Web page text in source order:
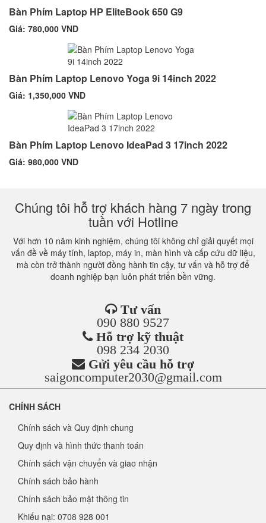
Bàn Phím Laptop HP EliteBook 650 G9
Giá: 780,000 VND
Bàn Phím Laptop Lenovo Yoga 9i 14inch 2022
Giá: 1,350,000 VND
Bàn Phím Laptop Lenovo IdeaPad 3 17inch 2022
Giá: 980,000 VND
Chúng tôi hỗ trợ khách hàng 7 ngày trong
tuần với Hotline
Với hơn 10 năm kinh nghiệm, chúng tôi không chỉ giải quyết mọi
vấn đề về máy tính, laptop, máy in, màn hình và cấp cứu dữ liệu,
mà còn trở thành người đồng hành tin cậy, tư vấn và hỗ trợ để
doanh nghiệp bạn luôn phát triển bền vững.
Tư vấn
090 880 9527
Hỗ trợ kỹ thuật
098 234 2030
Gửi yêu cầu hỗ trợ
saigoncomputer2030@gmail.com
CHÍNH SÁCH
Chính sách và Quy định chung
Quy định và hình thức thanh toán
Chính sách vận chuyển và giao nhận
Chính sách bảo hành
Chính sách bảo mật thông tin
Khiếu nại: 0708 928 001